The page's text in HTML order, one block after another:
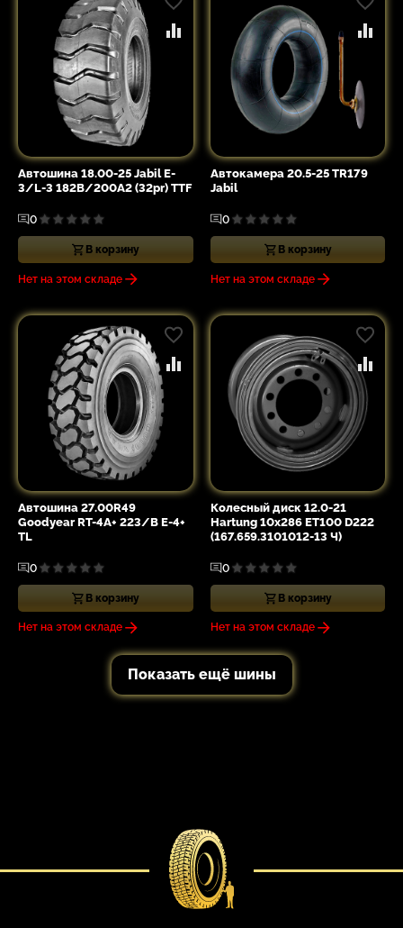
Автошина 18.00-25 Jabil E-
3/L-3 182B/200A2 (32pr) TTF
0
В корзину
Нет на этом складе
Автокамера 20.5-25 TR179
Jabil
0
В корзину
Нет на этом складе
Автошина 27.00R49
Goodyear RT-4A+ 223/B E-4+
TL
0
В корзину
Нет на этом складе
Колесный диск 12.0-21
Hartung 10x286 ET100 D222
(167.659.3101012-13 Ч)
0
В корзину
Нет на этом складе
Показать ещё шины